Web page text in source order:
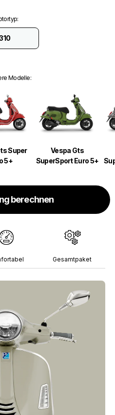
:
Modelle:
Super
5+
Vespa Gts
SuperSport Euro 5+
berechnen
Gesamtpaket